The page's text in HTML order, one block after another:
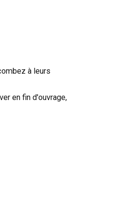
à leurs
en fin d'ouvrage,